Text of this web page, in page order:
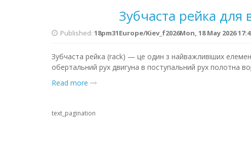
Зубчаста рейка для
Published: 18pm31Europe/Kiev_f2026Mon, 18 May 2026
Зубчаста рейка (rack) — це один з найважливіших
обертальний рух двигуна в поступальний рух полотна
Read more
text_pagination